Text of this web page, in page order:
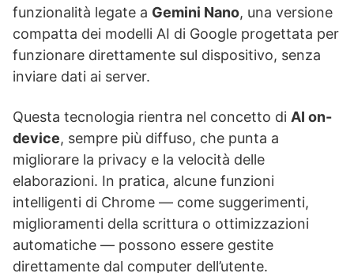
funzionalità legate a Gemini Nano, una versione
compatta dei modelli AI di Google progettata per
funzionare direttamente sul dispositivo, senza
inviare dati ai server.
Questa tecnologia rientra nel concetto di AI on-
device, sempre più diffuso, che punta a
migliorare la privacy e la velocità delle
elaborazioni. In pratica, alcune funzioni
intelligenti di Chrome — come suggerimenti,
miglioramenti della scrittura o ottimizzazioni
automatiche — possono essere gestite
direttamente dal computer dell’utente.